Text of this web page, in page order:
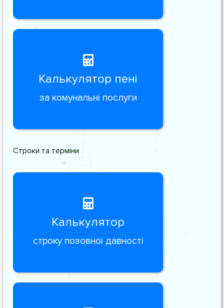
Калькулятор пені
за комунальні послуги
Строки та терміни
Калькулятор
строку позовної давності